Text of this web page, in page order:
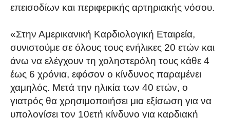
επεισοδίων και περιφερικής αρτηριακής νόσου.
«Στην Αμερικανική Καρδιολογική Εταιρεία,
συνιστούμε σε όλους τους ενήλικες 20 ετών και
άνω να ελέγχουν τη χοληστερόλη τους κάθε 4
έως 6 χρόνια, εφόσον ο κίνδυνος παραμένει
χαμηλός. Μετά την ηλικία των 40 ετών, ο
γιατρός θα χρησιμοποιήσει μια εξίσωση για να
υπολογίσει τον 10ετή κίνδυνο για καρδιακή